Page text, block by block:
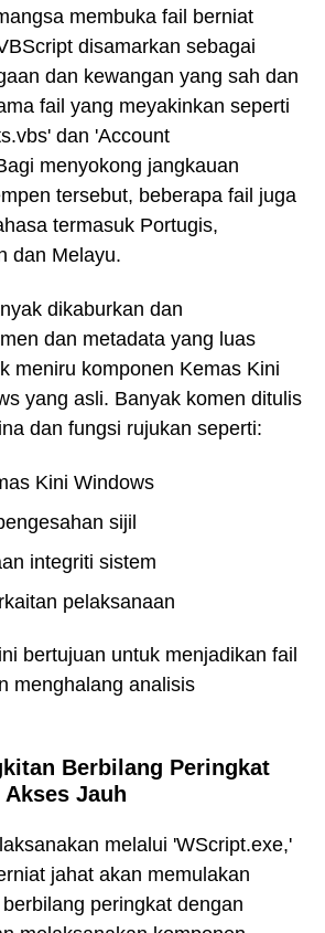
membuka fail berniat
disamarkan sebagai
dan kewangan yang sah dan
fail yang meyakinkan seperti
dan 'Account
menyokong jangkauan
tersebut, beberapa fail juga
termasuk Portugis,
dan Melayu.
dikaburkan dan
dan metadata yang luas
meniru komponen Kemas Kini
yang asli. Banyak komen ditulis
dan fungsi rujukan seperti:
Kini Windows
sijil
integriti sistem
pelaksanaan
bertujuan untuk menjadikan fail
menghalang analisis
Berbilang Peringkat
Jauh
melalui 'WScript.exe,'
jahat akan memulakan
peringkat dengan